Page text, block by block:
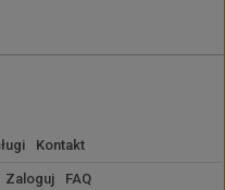
Kontakt
Zaloguj
FAQ